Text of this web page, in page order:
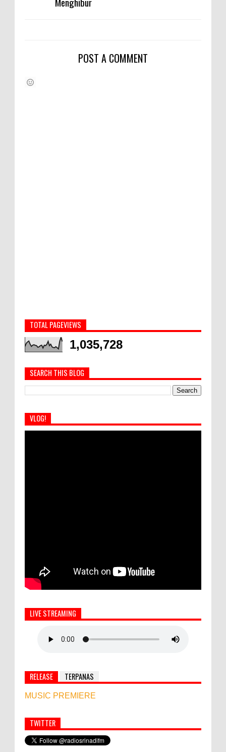
POST A COMMENT
TOTAL PAGEVIEWS
1,035,728
SEARCH THIS BLOG
VLOG!
LIVE STREAMING
RELEASE TERPANAS
MUSIC PREMIERE
Simbol Persahabatan, RI Bangun Islamic Centre di
Afghanistan
TWITTER